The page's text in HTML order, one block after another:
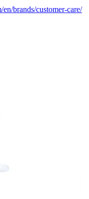
brands/customer-care/